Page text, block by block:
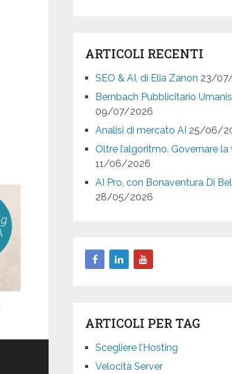
ARTICOLI RECENTI
SEO & AI, di Elia Zanon 23/
Bernbach Pubblicitario
09/07/2026
Analisi di mercato AI 25/06/
Oltre l’algoritmo. Governare la
11/06/2026
AI Pro, con Bonaventura Di
28/05/2026
ARTICOLI PER TAG
Scegliere l’Hosting
Velocità Server